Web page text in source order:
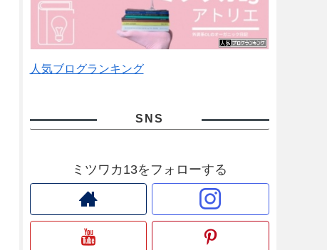
人気ブログランキング
SNS
ミツワカ13をフォローする